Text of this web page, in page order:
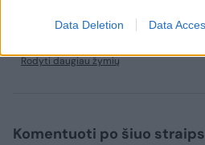
Data Deletion Data
Rodyti daugiau žymių
Komentuoti po šiuo